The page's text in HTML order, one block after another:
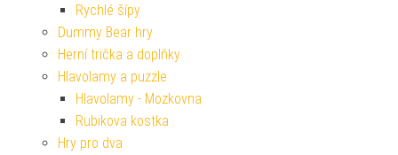
Rychlé šípy
Dummy Bear hry
Herní trička a doplňky
Hlavolamy a puzzle
Hlavolamy - Mozkovna
Rubikova kostka
Hry pro dva